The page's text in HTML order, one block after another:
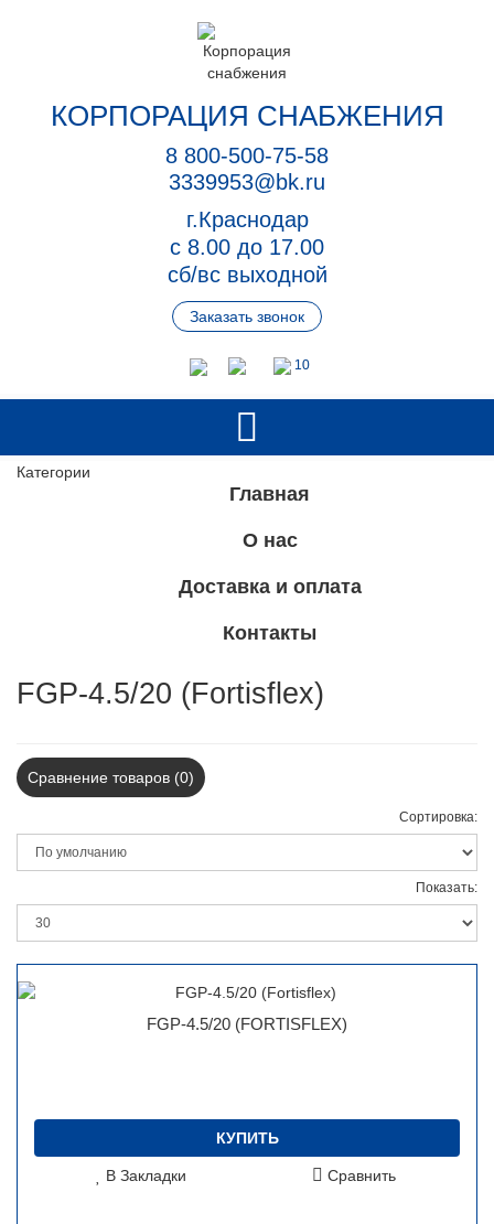
КОРПОРАЦИЯ СНАБЖЕНИЯ
8 800-500-75-58
3339953@bk.ru
г.Краснодар
с 8.00 до 17.00
сб/вс выходной
Заказать звонок
10
Категории
Главная
О нас
Доставка и оплата
Контакты
FGP-4.5/20 (Fortisflex)
Сравнение товаров (0)
Сортировка:
Показать:
FGP-4.5/20 (FORTISFLEX)
КУПИТЬ
В Закладки Сравнить